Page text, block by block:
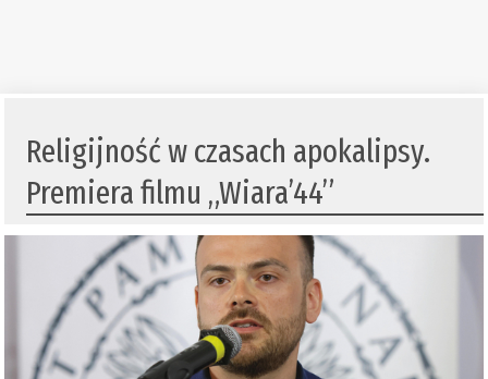
Religijność w czasach apokalipsy.
Premiera filmu „Wiara’44”